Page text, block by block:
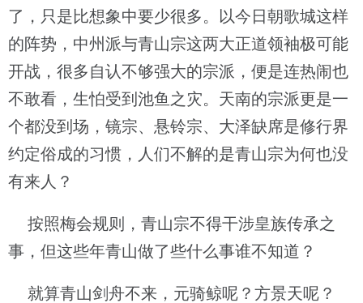
了，只是比想象中要少很多。以今日朝歌城这样
的阵势，中州派与青山宗这两大正道领袖极可能
开战，很多自认不够强大的宗派，便是连热闹也
不敢看，生怕受到池鱼之灾。天南的宗派更是一
个都没到场，镜宗、悬铃宗、大泽缺席是修行界
约定俗成的习惯，人们不解的是青山宗为何也没
有来人？
按照梅会规则，青山宗不得干涉皇族传承之
事，但这些年青山做了些什么事谁不知道？
就算青山剑舟不来，元骑鲸呢？方景天呢？